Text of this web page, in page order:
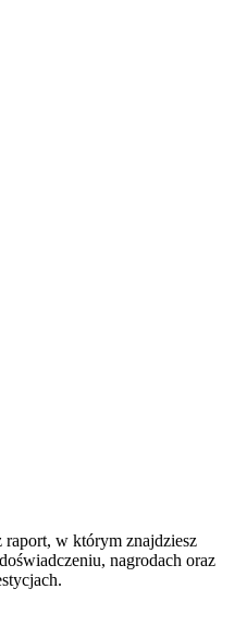
raport, w którym znajdziesz
nagrodach oraz